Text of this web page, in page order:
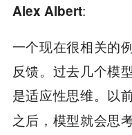
Alex Albert:
一个现在很相关的
反馈。过去几个模
是适应性思维。 以
之后，模型就会思